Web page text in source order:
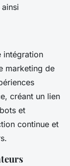
intégration
marketing de
créant un lien
et
continue et